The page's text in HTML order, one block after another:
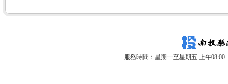
服務時間：星期一至星期五 上午